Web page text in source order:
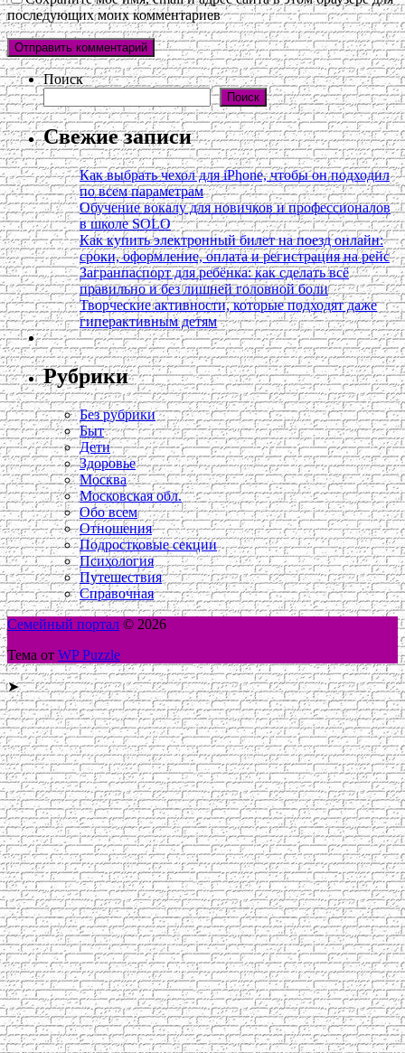
последующих моих комментариев
Поиск
Поиск
Свежие записи
Как выбрать чехол для iPhone, чтобы он подходил
по всем параметрам
Обучение вокалу для новичков и профессионалов
в школе SOLO
Как купить электронный билет на поезд онлайн:
сроки, оформление, оплата и регистрация на рейс
Загранпаспорт для ребёнка: как сделать всё
правильно и без лишней головной боли
Творческие активности, которые подходят даже
гиперактивным детям
Рубрики
Без рубрики
Быт
Дети
Здоровье
Москва
Московская обл.
Обо всем
Отношения
Подростковые секции
Психология
Путешествия
Справочная
Семейный портал © 2026
Тема от WP Puzzle
➤